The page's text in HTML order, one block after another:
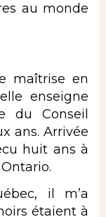
au monde
maîtrise en
enseigne
du Conseil
ans. Arrivée
huit ans à
il m’a
étaient à